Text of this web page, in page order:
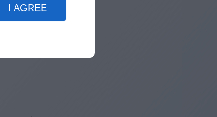
I AGREE